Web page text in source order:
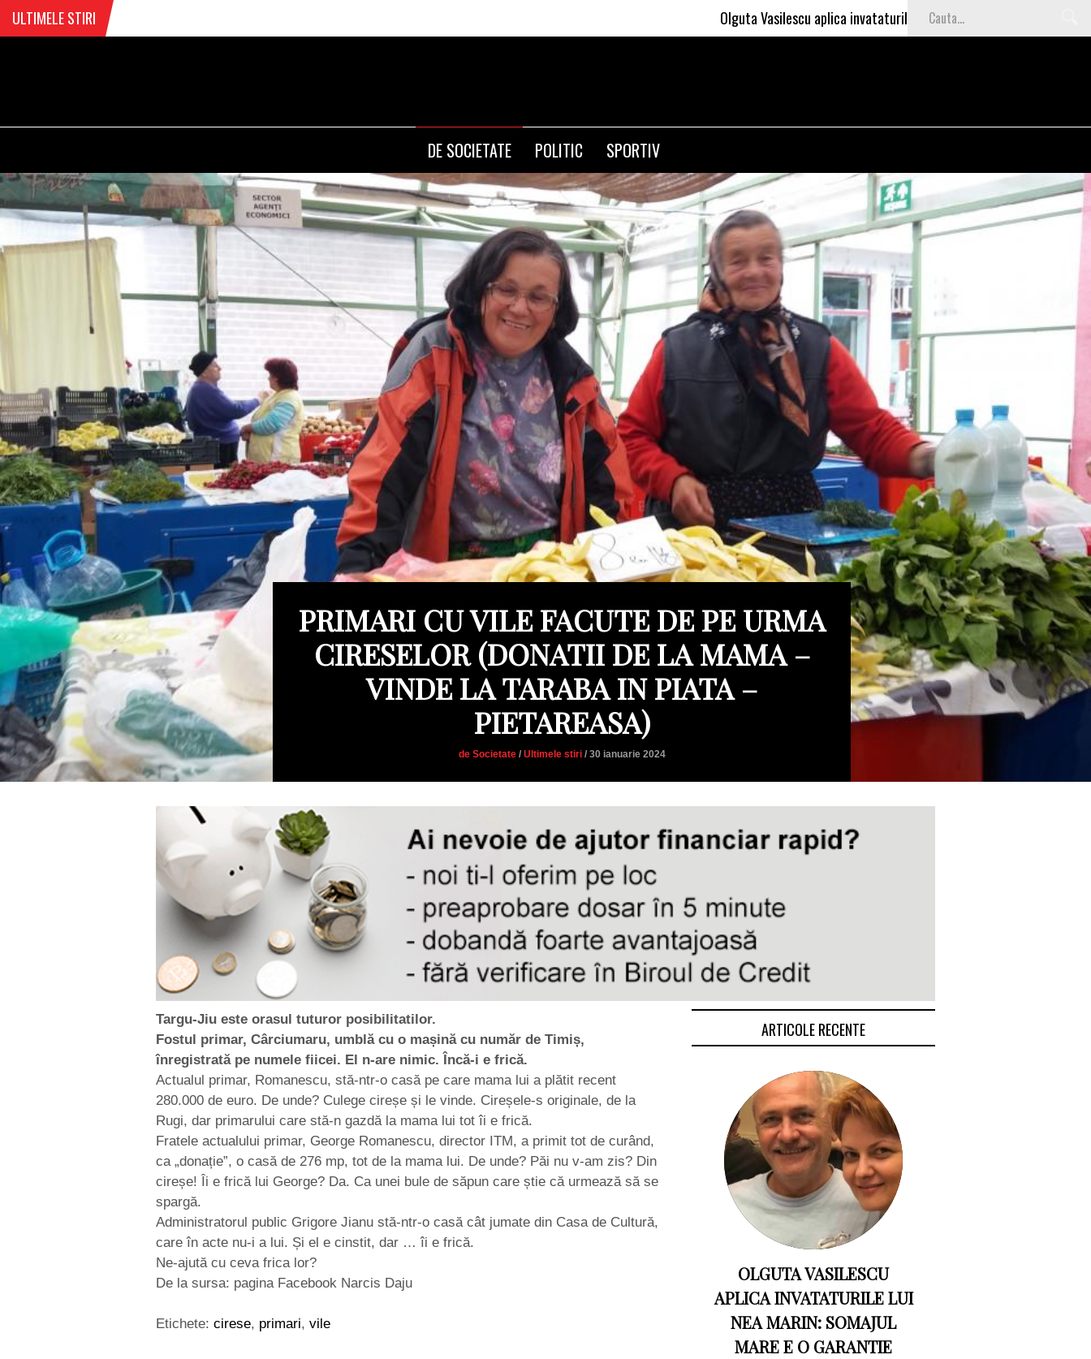
ULTIMELE STIRI Olguta Vasilescu aplica invataturile lui Nea Marin: somajul mare e o garantie
DE SOCIETATE POLITIC SPORTIV
PRIMARI CU VILE FACUTE DE PE URMA
CIRESELOR (DONATII DE LA MAMA –
VINDE LA TARABA IN PIATA –
PIETAREASA)
de Societate/ Ultimele stiri/ 30 ianuarie 2024
Targu-Jiu este orasul tuturor posibilitatilor.
Fostul primar, Cârciumaru, umblă cu o mașină cu număr de Timiș,
înregistrată pe numele fiicei. El n-are nimic. Încă-i e frică.
Actualul primar, Romanescu, stă-ntr-o casă pe care mama lui a plătit recent
280.000 de euro. De unde? Culege cireșe și le vinde. Cireșele-s originale, de la
Rugi, dar primarului care stă-n gazdă la mama lui tot îi e frică.
Fratele actualului primar, George Romanescu, director ITM, a primit tot de curând,
ca „donație”, o casă de 276 mp, tot de la mama lui. De unde? Păi nu v-am zis? Din
cireșe! Îi e frică lui George? Da. Ca unei bule de săpun care știe că urmează să se
spargă.
Administratorul public Grigore Jianu stă-ntr-o casă cât jumate din Casa de Cultură,
care în acte nu-i a lui. Și el e cinstit, dar … îi e frică.
Ne-ajută cu ceva frica lor?
De la sursa: pagina Facebook Narcis Daju
Etichete: cirese, primari, vile
ARTICOLE RECENTE
OLGUTA VASILESCU
APLICA INVATATURILE LUI
NEA MARIN: SOMAJUL
MARE E O GARANTIE